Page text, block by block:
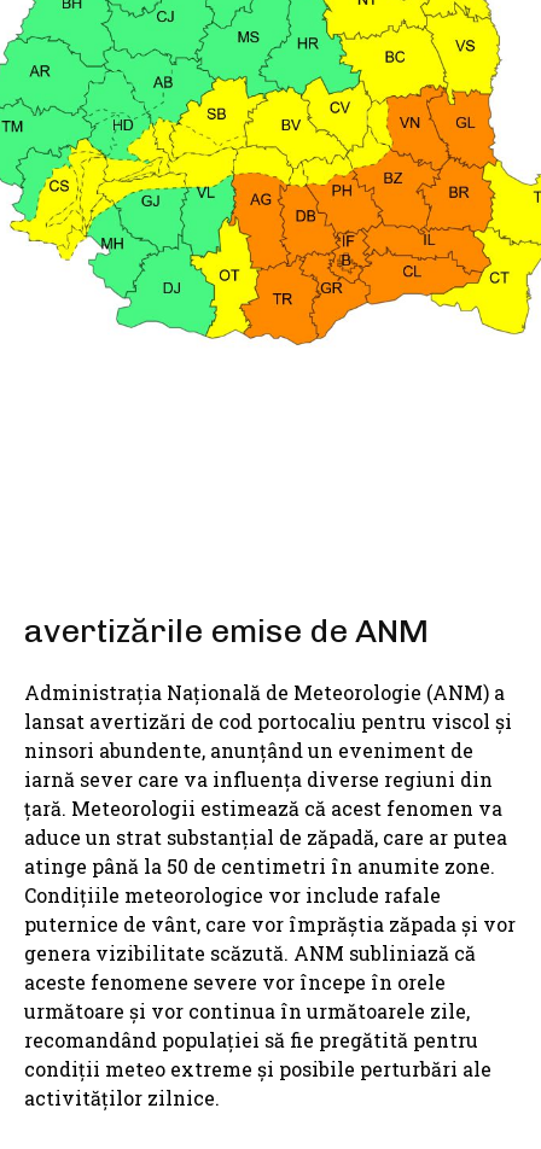
avertizările emise de ANM
Administrația Națională de Meteorologie (ANM) a
lansat avertizări de cod portocaliu pentru viscol și
ninsori abundente, anunțând un eveniment de
iarnă sever care va influența diverse regiuni din
țară. Meteorologii estimează că acest fenomen va
aduce un strat substanțial de zăpadă, care ar putea
atinge până la 50 de centimetri în anumite zone.
Condițiile meteorologice vor include rafale
puternice de vânt, care vor împrăștia zăpada și vor
genera vizibilitate scăzută. ANM subliniază că
aceste fenomene severe vor începe în orele
următoare și vor continua în următoarele zile,
recomandând populației să fie pregătită pentru
condiții meteo extreme și posibile perturbări ale
activităților zilnice.